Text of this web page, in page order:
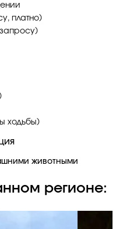
платно)
ходьбы)
животными
регионе: